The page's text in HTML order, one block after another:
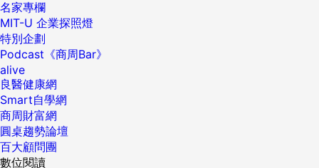
名家專欄
MIT-U 企業探照燈
特別企劃
Podcast《商周Bar》
alive
良醫健康網
Smart自學網
商周財富網
圓桌趨勢論壇
百大顧問團
數位閱讀